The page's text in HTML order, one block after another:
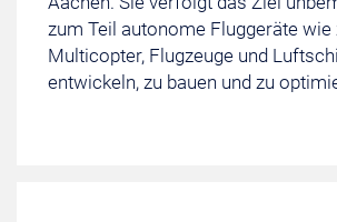
zum Teil autonome Fluggeräte wie
Multicopter, Flugzeuge und
entwickeln, zu bauen und zu